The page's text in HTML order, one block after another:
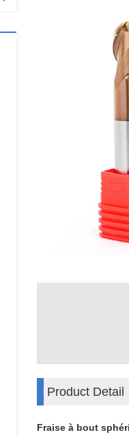
Product Detail
Fraise à bout